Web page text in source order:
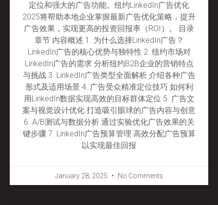
定位和强大的广告功能。纽约LinkedIn广告优化
2025将帮助本地企业掌握最新广告优化策略，提升
广告效果，实现更高的投资回报率（ROI）。 目录
章节 内容概述 1. 为什么选择LinkedIn广告？
LinkedIn广告的核心优势与独特性 2. 纽约市场对
LinkedIn广告的需求 分析纽约B2B企业的营销特点
与挑战 3. LinkedIn广告类型全面解析 介绍各种广告
形式及适用场景 4. 广告受众精准定位技巧 如何利
用LinkedIn数据实现高效的目标群体定位 5. 广告文
案与视觉设计优化 打造吸引眼球的广告内容与创意
6. A/B测试与数据分析 通过实验优化广告效果的关
键步骤 7. LinkedIn广告预算管理 高效分配广告预算
以实现最佳回报
January 28, 2025 No Comments